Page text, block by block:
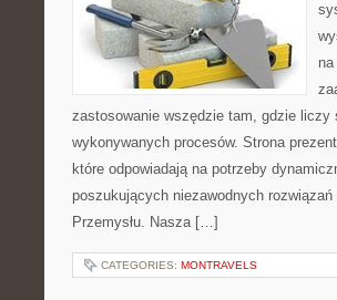
zastosowanie wszędzie tam, gdzie
wykonywanych procesów. Strona
które odpowiadają na potrzeby
poszukujących niezawodnych
Przemysłu. Nasza […]
CATEGORIES: MONTRAVELS